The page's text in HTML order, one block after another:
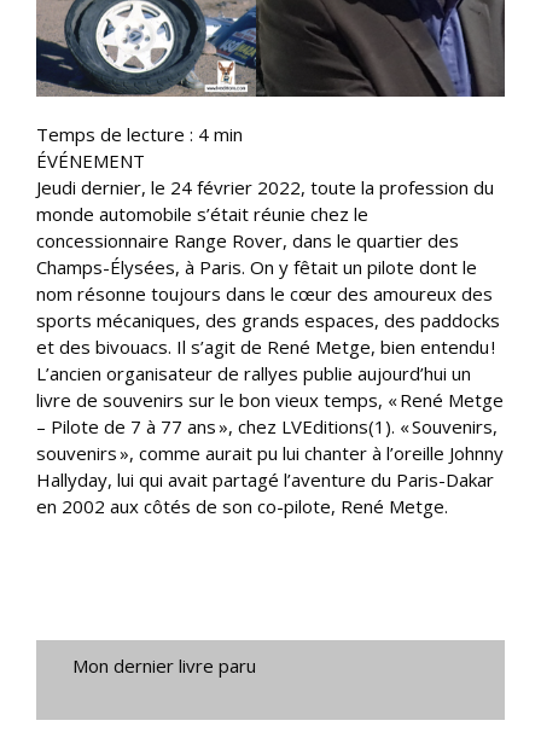
Temps de lecture : 4 min
ÉVÉNEMENT
Jeudi dernier, le 24 février 2022, toute la profession du
monde automobile s’était réunie chez le
concessionnaire Range Rover, dans le quartier des
Champs-Élysées, à Paris. On y fêtait un pilote dont le
nom résonne toujours dans le cœur des amoureux des
sports mécaniques, des grands espaces, des paddocks
et des bivouacs. Il s’agit de René Metge, bien entendu !
L’ancien organisateur de rallyes publie aujourd’hui un
livre de souvenirs sur le bon vieux temps, « René Metge
– Pilote de 7 à 77 ans », chez LVEditions(1). « Souvenirs,
souvenirs », comme aurait pu lui chanter à l’oreille Johnny
Hallyday, lui qui avait partagé l’aventure du Paris-Dakar
en 2002 aux côtés de son co-pilote, René Metge.
Mon dernier livre paru